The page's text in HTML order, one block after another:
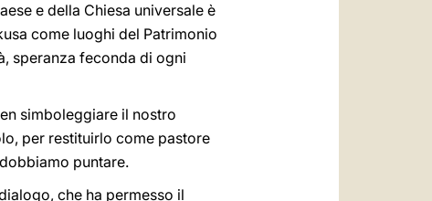
e della Chiesa universale è
come luoghi del Patrimonio
speranza feconda di ogni
simboleggiare il nostro
per restituirlo come pastore
puntare.
che ha permesso il